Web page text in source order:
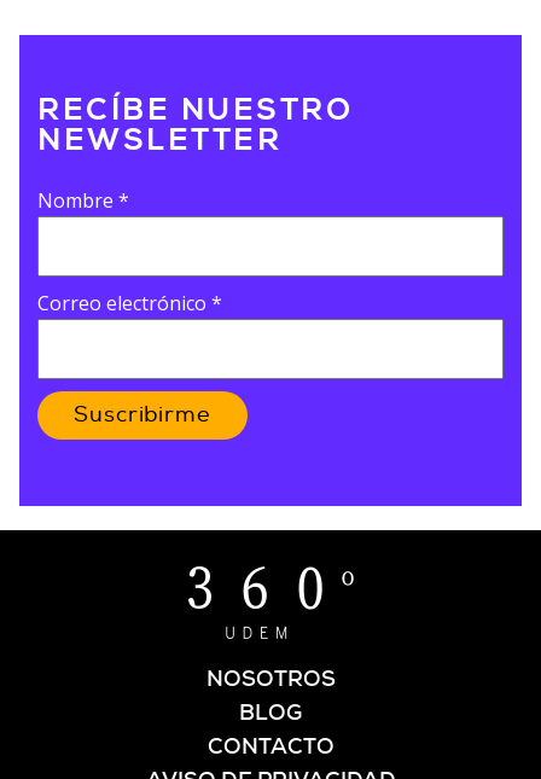
RECÍBE NUESTRO
NEWSLETTER
Nombre *
Correo electrónico *
Suscribirme
NOSOTROS
BLOG
CONTACTO